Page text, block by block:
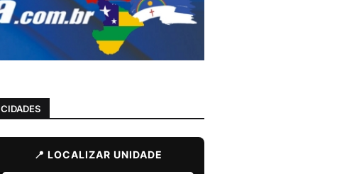
CIDADES
📍 LOCALIZAR UNIDADE